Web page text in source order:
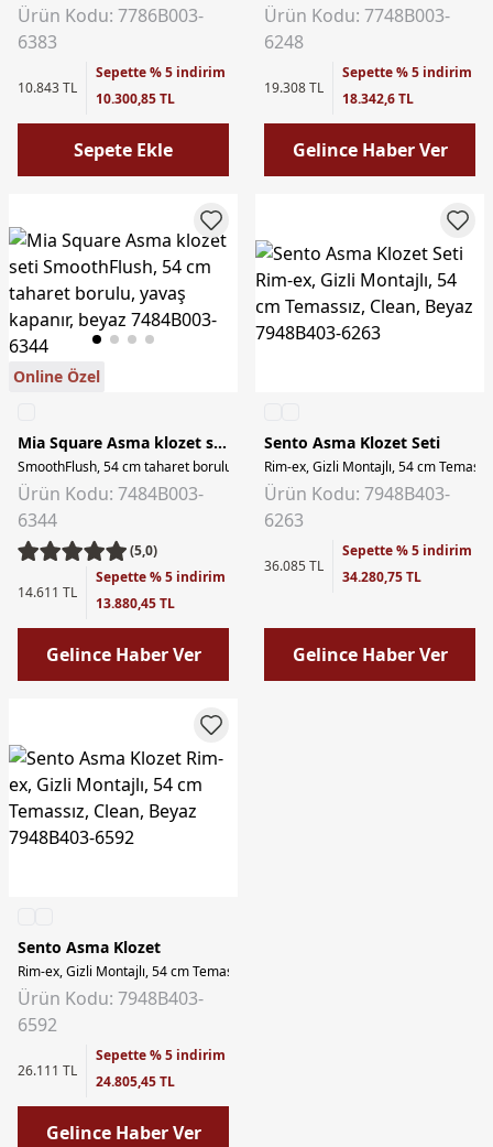
Ürün Kodu: 7786B003-
6383
10.843 TL
Sepette % 5 indirim
10.300,85 TL
Sepete Ekle
Ürün Kodu: 7748B003-
6248
19.308 TL
Sepette % 5 indirim
18.342,6 TL
Gelince Haber Ver
Online Özel
Mia Square Asma klozet seti
SmoothFlush, 54 cm taharet borulu, yavaş kapanır, beyaz
Ürün Kodu: 7484B003-
6344
(5,0)
14.611 TL
Sepette % 5 indirim
13.880,45 TL
Gelince Haber Ver
Sento Asma Klozet Seti
Rim-ex, Gizli Montajlı, 54 cm
Ürün Kodu: 7948B403-
6263
36.085 TL
Sepette % 5 indirim
34.280,75 TL
Gelince Haber Ver
Sento Asma Klozet
Rim-ex, Gizli Montajlı, 54 cm Temassız, Clean, Beyaz
Ürün Kodu: 7948B403-
6592
26.111 TL
Sepette % 5 indirim
24.805,45 TL
Gelince Haber Ver